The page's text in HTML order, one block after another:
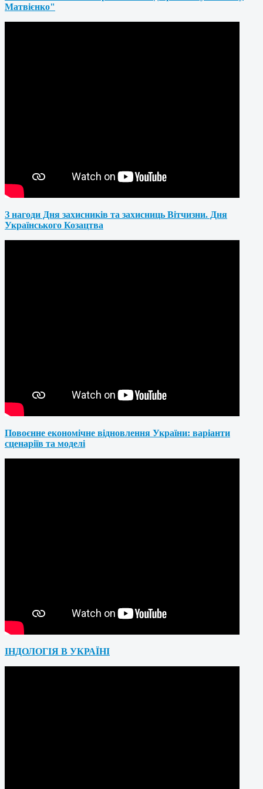
Матвієнко"
З нагоди Дня захисників та захисниць Вітчизни. Дня
Українського Козацтва
Повоєнне економічне відновлення України: варіанти
сценаріїв та моделі
ІНДОЛОГІЯ В УКРАЇНІ